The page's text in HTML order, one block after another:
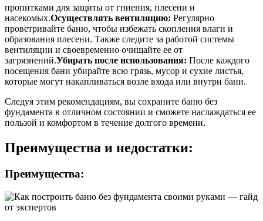
пропитками для защиты от гниения, плесени и
насекомых.Осуществлять вентиляцию: Регулярно
проветривайте баню, чтобы избежать скопления влаги и
образования плесени. Также следите за работой системы
вентиляции и своевременно очищайте ее от
загрязнений.Убирать после использования: После каждого
посещения бани убирайте всю грязь, мусор и сухие листья,
которые могут накапливаться возле входа или внутри бани.
Следуя этим рекомендациям, вы сохраните баню без
фундамента в отличном состоянии и сможете наслаждаться ее
пользой и комфортом в течение долгого времени.
Преимущества и недостатки:
Преимущества: